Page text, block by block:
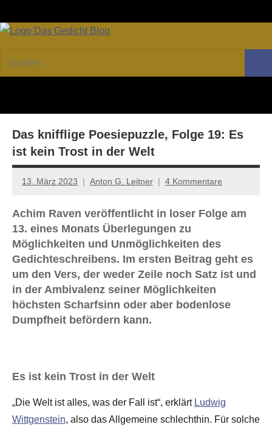
Inhalt
GEDICHT
Forum
von
Lyrik,
Essay
Suchen
nach:
Das knifflige Poesiepuzzle, Folge 19: Es
ist kein Trost in der Welt
13. März 2023 Anton G. Leitner 4 Kommentare
Achim Raven veröffentlicht in loser Folge am
13. eines Monats Überlegungen zu
Möglichkeiten und Unmöglichkeiten des
Gedichteschreibens. Im ersten Beitrag geht es
um den Vers, der weder Zeile noch Satz ist und
in der Ambivalenz seiner Möglichkeiten
höchsten Scharfsinn oder aber bodenlose
Dumpfheit befördern kann.
Es ist kein Trost in der Welt
„Die Welt ist alles, was der Fall ist“, erklärt Ludwig
Wittgenstein, also das Allgemeine schlechthin. Für solche